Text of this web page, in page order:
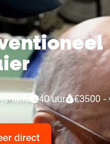
40 uur €3500 -
direct